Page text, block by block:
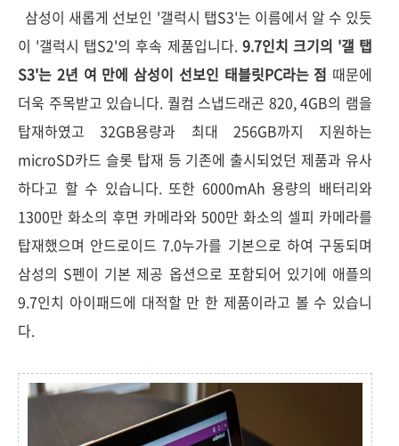
삼성이 새롭게 선보인 '갤럭시 탭S3'는 이름에서 알 수 있듯
이 '갤럭시 탭S2'의 후속 제품입니다. 9.7인치 크기의 '갤 탭
S3'는 2년 여 만에 삼성이 선보인 태블릿PC라는 점 때문에
더욱 주목받고 있습니다. 퀄컴 스냅드래곤 820, 4GB의 램을
탑재하였고 32GB용량과 최대 256GB까지 지원하는
microSD카드 슬롯 탑재 등 기존에 출시되었던 제품과 유사
하다고 할 수 있습니다. 또한 6000mAh 용량의 배터리와
1300만 화소의 후면 카메라와 500만 화소의 셀피 카메라를
탑재했으며 안드로이드 7.0누가를 기본으로 하여 구동되며
삼성의 S펜이 기본 제공 옵션으로 포함되어 있기에 애플의
9.7인치 아이패드에 대적할 만 한 제품이라고 볼 수 있습니
다.